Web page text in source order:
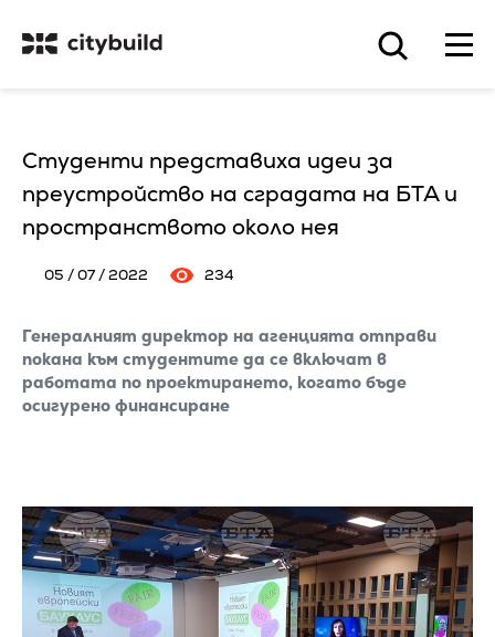
Студенти представиха идеи за
преустройство на сградата на БТА и
пространството около нея
05 / 07 / 2022 234
Генералният директор на агенцията отправи
покана към студентите да се включат в
работата по проектирането, когато бъде
осигурено финансиране